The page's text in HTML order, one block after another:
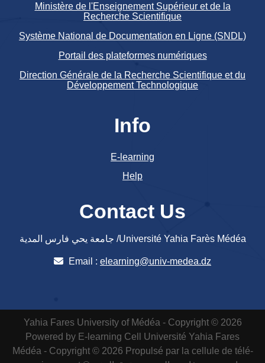
Ministère de l'Enseignement Supérieur et de la
Recherche Scientifique
Système National de Documentation en Ligne (SNDL)
Portail des plateformes numériques
Direction Générale de la Recherche Scientifique et du
Développement Technologique
Info
E-learning
Help
Contact Us
جامعة يحي فارس المدية /Université Yahia Farès Médéa
Email : elearning@univ-medea.dz
Yahia Fares University of Médéa - Copyright © 2026
Powered by E-learning Cell
Université Yahia Fares
Médéa - Copyright © 2026 Propulsé par la cellule de télé-